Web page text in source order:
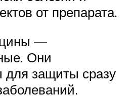
от препарата.
—
Они
для защиты сразу